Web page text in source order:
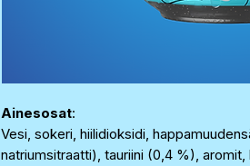
Ainesosat:
Vesi, sokeri, hiilidioksidi,
natriumsitraatti), tauriini (0,4 %),